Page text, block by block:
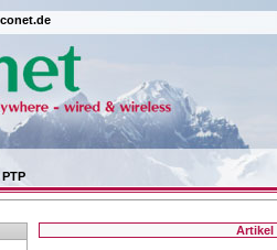
Artikel